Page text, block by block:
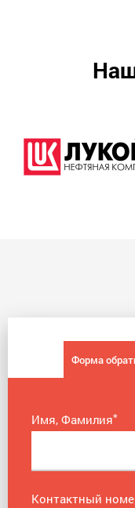
Форма
Имя, Фамилия*
Контактный